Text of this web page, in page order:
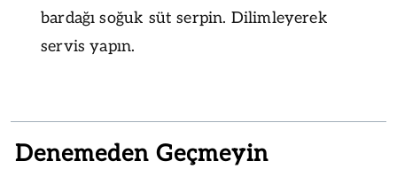
bardağı soğuk süt serpin. Dilimleyerek
servis yapın.
Denemeden Geçmeyin